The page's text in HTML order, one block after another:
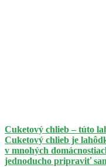
Cuketový chlieb – túto
Cuketový chlieb je
v mnohých
jednoducho pripraviť